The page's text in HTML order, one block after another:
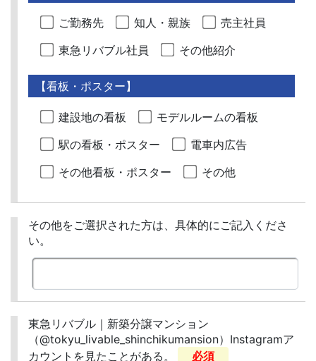
ご勤務先 知人・親族
売主社員
東急リバブル社員
その他紹介
【看板・ポスター】
建設地の看板
モデルルームの看板
駅の看板・ポスター
電車内広告
その他看板・ポスター
その他
その他をご選択された方は、具体的にご記入くださ
い。
東急リバブル｜新築分譲マンション
（@tokyu_livable_shinchikumansion）Instagramア
カウントを見たことがある。
必須